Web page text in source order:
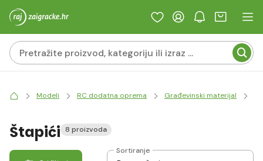
Modeli RC dodatna oprema Građevinski materijal
Štapići 8 proizvoda
Sortiranje